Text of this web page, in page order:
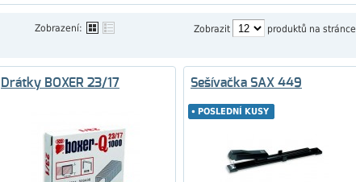
Zobrazení: Zobrazit produktů na stránce
Drátky BOXER 23/17 Sešívačka SAX 449
POSLEDNÍ KUSY
POSLEDNÍ KUSY